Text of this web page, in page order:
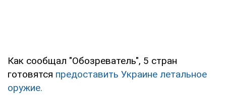
Как сообщал "Обозреватель", 5 стран
готовятся предоставить Украине летальное
оружие.